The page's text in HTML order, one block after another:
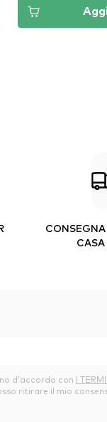
d’accordo con I
ritirare il mio